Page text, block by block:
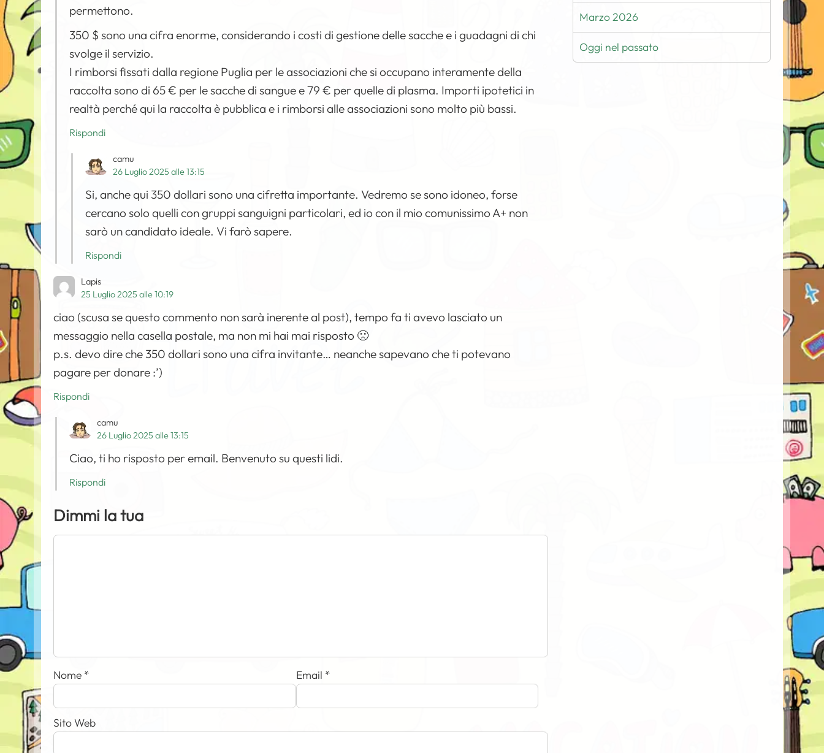
permettono.
350 $ sono una cifra enorme, considerando i costi di gestione delle sacche e i guadagni di chi
svolge il servizio.
I rimborsi fissati dalla regione Puglia per le associazioni che si occupano interamente della
raccolta sono di 65 € per le sacche di sangue e 79 € per quelle di plasma. Importi ipotetici in
realtà perché qui la raccolta è pubblica e i rimborsi alle associazioni sono molto più bassi.
Rispondi
camu
26 Luglio 2025 alle 13:15
Si, anche qui 350 dollari sono una cifretta importante. Vedremo se sono idoneo, forse
cercano solo quelli con gruppi sanguigni particolari, ed io con il mio comunissimo A+ non
sarò un candidato ideale. Vi farò sapere.
Rispondi
Lapis
25 Luglio 2025 alle 10:19
ciao (scusa se questo commento non sarà inerente al post), tempo fa ti avevo lasciato un
messaggio nella casella postale, ma non mi hai mai risposto 🙁
p.s. devo dire che 350 dollari sono una cifra invitante… neanche sapevano che ti potevano
pagare per donare :’)
Rispondi
camu
26 Luglio 2025 alle 13:15
Ciao, ti ho risposto per email. Benvenuto su questi lidi.
Rispondi
Dimmi la tua
Nome * Email *
Sito Web
Marzo 2026
Oggi nel passato